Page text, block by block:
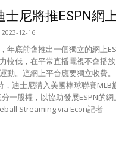
士尼將推ESPN網
2023-12-16
年底前會推出一個獨立的網上
較低，在平常直播電視不會播
動。這網上平台應要獨立收費
，迪士尼購入美國棒球聯賽MLB
分一股權，以協助發展ESPN的
Streaming via Econ記者